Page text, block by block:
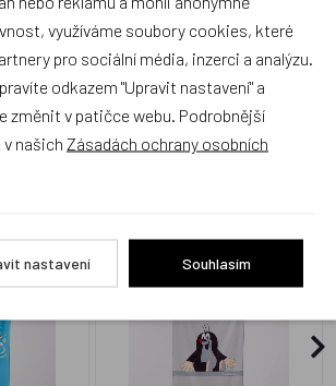
motivem
mravenci
využíváme soubory cookies, které
pro sociální média, inzerci a analýzu.
odkazem "Upravit nastavení" a
změnit v patičce webu. Podrobnější
našich Zásadách ochrany osobních
nastavení Souhlasím